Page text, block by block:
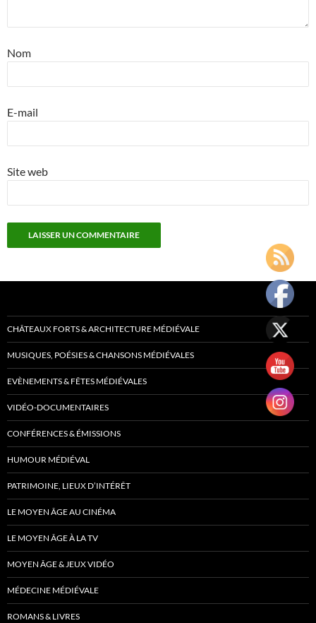
Nom
E-mail
Site web
CHÂTEAUX FORTS & ARCHITECTURE MÉDIÉVALE
MUSIQUES, POÉSIES & CHANSONS MÉDIÉVALES
EVÈNEMENTS & FÊTES MÉDIÉVALES
VIDÉO-DOCUMENTAIRES
CONFÉRENCES & ÉMISSIONS
HUMOUR MÉDIÉVAL
PATRIMOINE, LIEUX D’INTÉRÊT
LE MOYEN ÂGE AU CINÉMA
LE MOYEN ÂGE À LA TV
MOYEN ÂGE & JEUX VIDÉO
MÉDECINE MÉDIÉVALE
ROMANS & LIVRES